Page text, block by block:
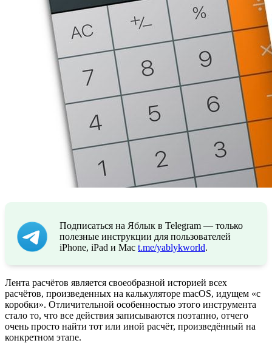
Подписаться на Яблык в Telegram — только
полезные инструкции для пользователей
iPhone, iPad и Mac t.me/yablykworld.
Лента расчётов является своеобразной историей всех
расчётов, произведенных на калькуляторе macOS, идущем «с
коробки». Отличительной особенностью этого инструмента
стало то, что все действия записываются поэтапно, отчего
очень просто найти тот или иной расчёт, произведённый на
конкретном этапе.